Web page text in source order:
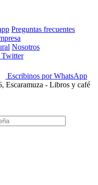
Preguntas frecuentes
Nosotros
Twitter
Escribinos por WhatsApp
Escaramuza - Libros y café